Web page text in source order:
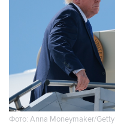
Фото: Anna Moneymaker/
Москва. 6 августа.